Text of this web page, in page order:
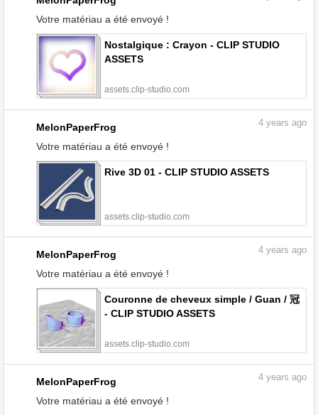
Votre matériau a été envoyé !
Nostalgique : Crayon - CLIP STUDIO
ASSETS
assets.clip-studio.com
MelonPaperFrog
Votre matériau a été envoyé !
4 years ago
Rive 3D 01 - CLIP STUDIO ASSETS
assets.clip-studio.com
MelonPaperFrog
Votre matériau a été envoyé !
4 years ago
Couronne de cheveux simple / Guan / 冠
- CLIP STUDIO ASSETS
assets.clip-studio.com
MelonPaperFrog
Votre matériau a été envoyé !
4 years ago